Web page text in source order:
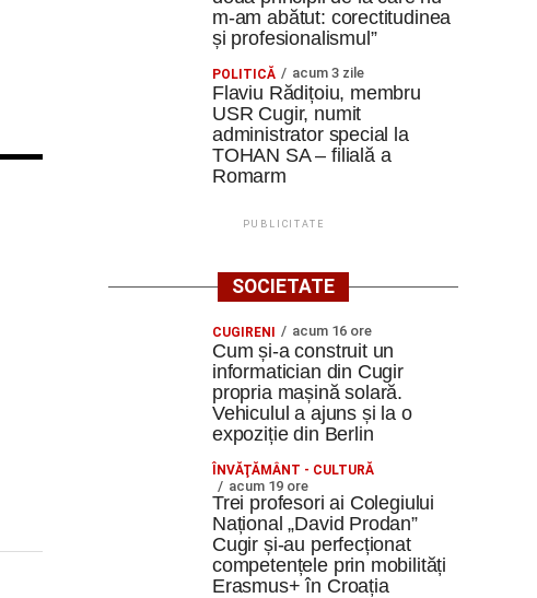
m-am abătut: corectitudinea
și profesionalismul”
POLITICĂ acum 3 zile
Flaviu Rădițoiu, membru
USR Cugir, numit
administrator special la
TOHAN SA – filială a
Romarm
PUBLICITATE
SOCIETATE
CUGIRENI acum 16 ore
Cum și-a construit un
informatician din Cugir
propria mașină solară.
Vehiculul a ajuns și la o
expoziție din Berlin
ÎNVĂŢĂMÂNT - CULTURĂ
acum 19 ore
Trei profesori ai Colegiului
Național „David Prodan”
Cugir și-au perfecționat
competențele prin mobilități
Erasmus+ în Croația